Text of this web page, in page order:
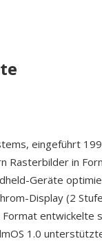
eingeführt
Rasterbilder in
Geräte
Display (2
entwickelte
1.0